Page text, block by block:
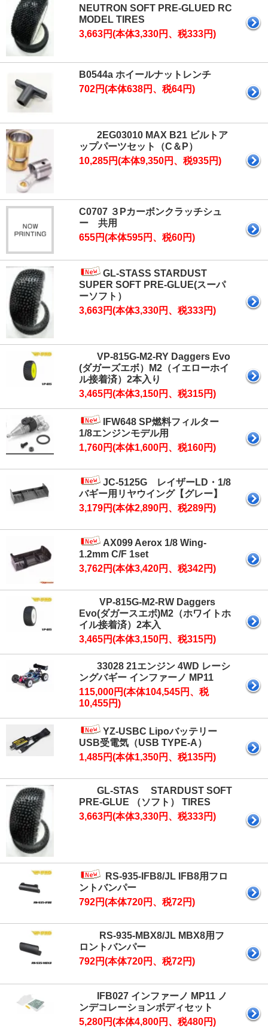
NEUTRON SOFT PRE-GLUED RC
MODEL TIRES
3,663円(本体3,330円、税333円)
B0544a ホイールナットレンチ
702円(本体638円、税64円)
2EG03010 MAX B21 ビルトア
ップパーツセット（C＆P）
10,285円(本体9,350円、税935円)
C0707 ３Pカーボンクラッチシュ
ー 共用
655円(本体595円、税60円)
GL-STASS STARDUST
SUPER SOFT PRE-GLUE(スーパ
ーソフト）
3,663円(本体3,330円、税333円)
VP-815G-M2-RY Daggers Evo
(ダガーズエボ）M2（イエローホイ
ル接着済）2本入り
3,465円(本体3,150円、税315円)
IFW648 SP燃料フィルター
1/8エンジンモデル用
1,760円(本体1,600円、税160円)
JC-5125G レイザーLD・1/8
バギー用リヤウイング【グレー】
3,179円(本体2,890円、税289円)
AX099 Aerox 1/8 Wing-
1.2mm C/F 1set
3,762円(本体3,420円、税342円)
VP-815G-M2-RW Daggers
Evo(ダガースエボ)M2（ホワイトホ
イル接着済）2本入
3,465円(本体3,150円、税315円)
33028 21エンジン 4WD レーシ
ングバギー インファーノ MP11
115,000円(本体104,545円、税
10,455円)
YZ-USBC Lipoバッテリー
USB受電気（USB TYPE-A）
1,485円(本体1,350円、税135円)
GL-STAS STARDUST SOFT
PRE-GLUE （ソフト） TIRES
3,663円(本体3,330円、税333円)
RS-935-IFB8/JL IFB8用フロ
ントバンパー
792円(本体720円、税72円)
RS-935-MBX8/JL MBX8用フ
ロントバンパー
792円(本体720円、税72円)
IFB027 インファーノ MP11 ノ
ンデコレーションボディセット
5,280円(本体4,800円、税480円)